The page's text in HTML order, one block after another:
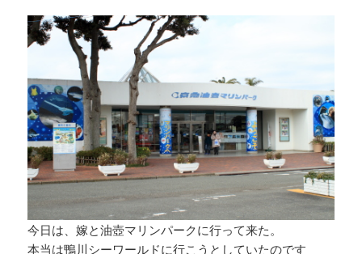
今日は、嫁と油壺マリンパークに行って来た。
本当は鴨川シーワールドに行こうとしていたのです